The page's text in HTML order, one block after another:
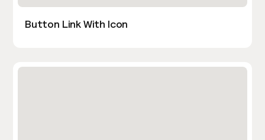
Button Link With Icon